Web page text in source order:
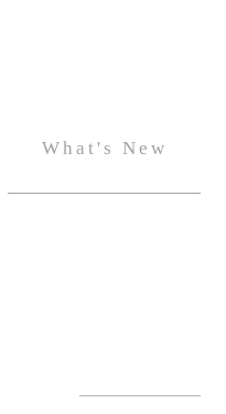
What's New